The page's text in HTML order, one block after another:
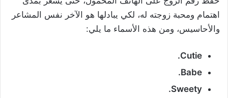
اهتمام ومحبة زوجته له، لكي يبادلها هو الآخر نفس المشاعر
والأحاسيس، ومن هذه الأسماء ما يلي:
Cutie.
Babe.
Sweety.